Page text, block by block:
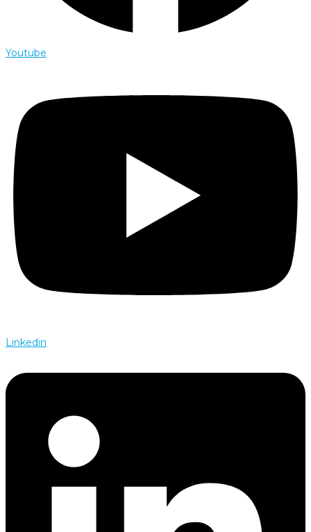
Youtube
Linkedin